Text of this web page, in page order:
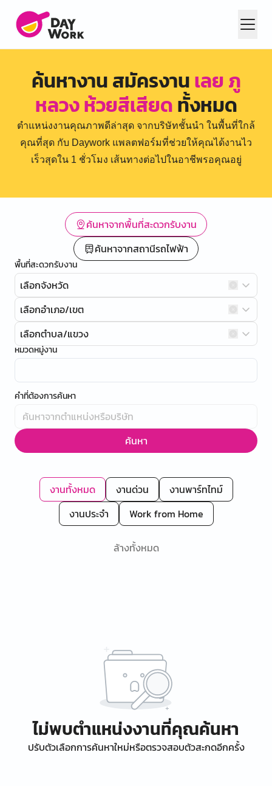
ค้นหางาน สมัครงานเลย ภู
หลวง ห้วยสีเสียดทั้งหมด
ตำแหน่งงานคุณภาพดีล่าสุด จากบริษัทชั้นนำ ในพื้นที่ใกล้
คุณที่สุด กับ Daywork แพลตฟอร์มที่ช่วยให้คุณได้งานไว
เร็วสุดใน 1 ชั่วโมง เส้นทางต่อไปในอาชีพรอคุณอยู่
ค้นหาจากพื้นที่สะดวกรับงาน
ค้นหาจากสถานีรถไฟฟ้า
พื้นที่สะดวกรับงาน
เลือกจังหวัด
เลือกอำเภอ/เขต
เลือกตำบล/แขวง
หมวดหมู่งาน
คำที่ต้องการค้นหา
ค้นหา
งานทั้งหมด งานด่วน
งานพาร์ทไทม์
งานประจำ
Work from Home
ล้างทั้งหมด
ไม่พบตำแหน่งงานที่คุณค้นหา
ปรับตัวเลือกการค้นหาใหม่หรือตรวจสอบตัวสะกดอีกครั้ง